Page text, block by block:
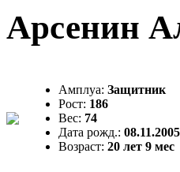
Арсенин
Амплуа: Защитник
Рост: 186
Вес: 74
Дата рожд.: 08.11.2005
Возраст: 20 лет 9 мес